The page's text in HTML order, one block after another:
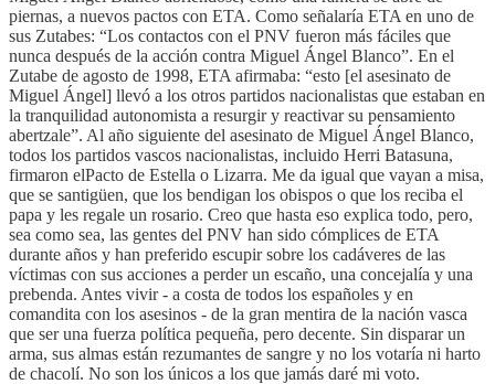
piernas, a nuevos pactos con ETA. Como señalaría ETA en uno de
sus Zutabes: “Los contactos con el PNV fueron más fáciles que
nunca después de la acción contra Miguel Ángel Blanco”. En el
Zutabe de agosto de 1998, ETA afirmaba: “esto [el asesinato de
Miguel Ángel] llevó a los otros partidos nacionalistas que estaban en
la tranquilidad autonomista a resurgir y reactivar su pensamiento
abertzale”. Al año siguiente del asesinato de Miguel Ángel Blanco,
todos los partidos vascos nacionalistas, incluido Herri Batasuna,
firmaron elPacto de Estella o Lizarra. Me da igual que vayan a misa,
que se santigüen, que los bendigan los obispos o que los reciba el
papa y les regale un rosario. Creo que hasta eso explica todo, pero,
sea como sea, las gentes del PNV han sido cómplices de ETA
durante años y han preferido escupir sobre los cadáveres de las
víctimas con sus acciones a perder un escaño, una concejalía y una
prebenda. Antes vivir - a costa de todos los españoles y en
comandita con los asesinos - de la gran mentira de la nación vasca
que ser una fuerza política pequeña, pero decente. Sin disparar un
arma, sus almas están rezumantes de sangre y no los votaría ni harto
de chacolí. No son los únicos a los que jamás daré mi voto.